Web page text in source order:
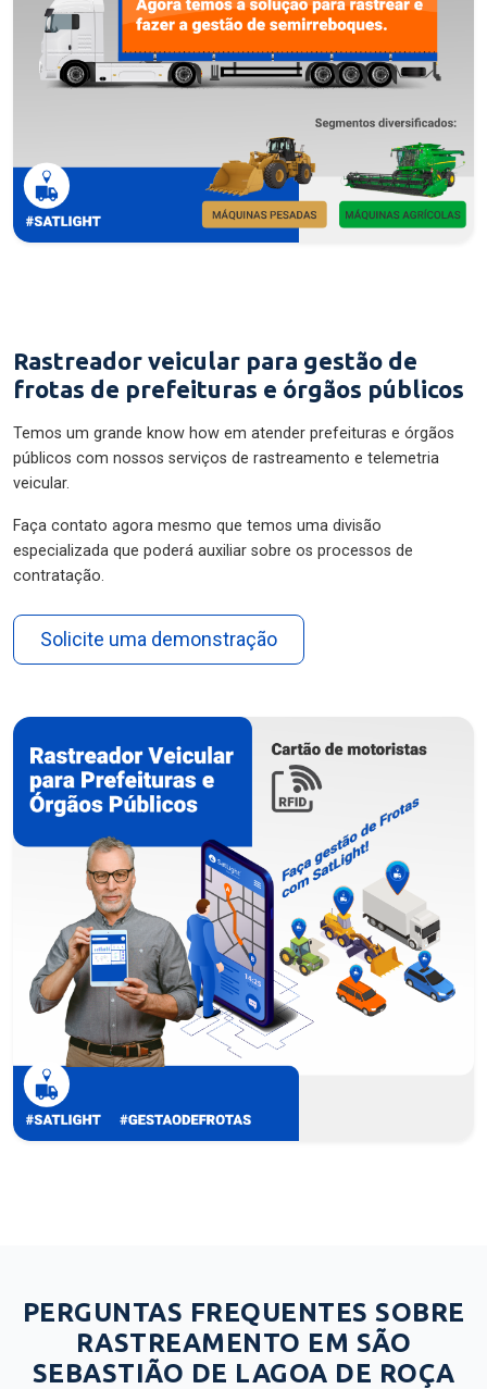
Rastreador veicular para gestão de
frotas de prefeituras e órgãos públicos
Temos um grande know how em atender prefeituras e órgãos
públicos com nossos serviços de rastreamento e telemetria
veicular.
Faça contato agora mesmo que temos uma divisão
especializada que poderá auxiliar sobre os processos de
contratação.
Solicite uma demonstração
PERGUNTAS FREQUENTES SOBRE
RASTREAMENTO EM SÃO
SEBASTIÃO DE LAGOA DE ROÇA